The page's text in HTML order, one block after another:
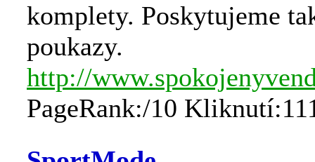
komplety. Poskytujeme
poukazy.
http://
PageRank:/10